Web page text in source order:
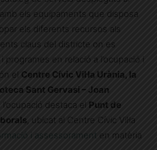
els equipaments que disposa
els diferents recursos als
claus del districte on es
en relació a l’ocupació i
el Centre Cívic Vil·la Urània, la
Sant Gervasi – Joan
l’ocupació destaca el Punt de
, ubicat al Centre Cívic Vil·la
i assessorament en matèria